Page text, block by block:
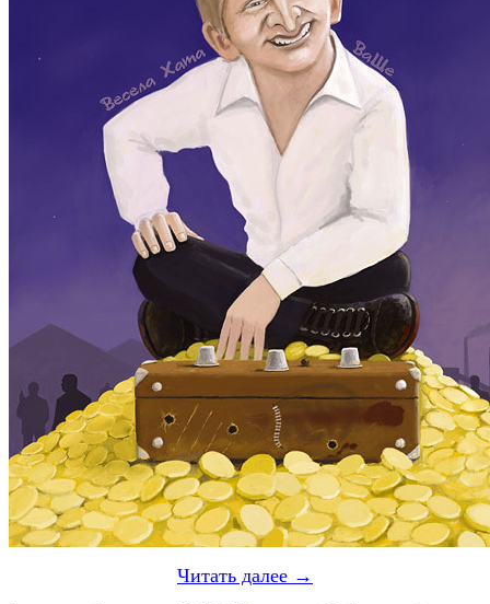
Читать далее →